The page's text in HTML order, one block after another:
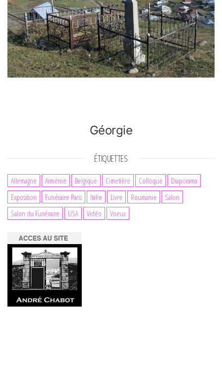
Géorgie
ÉTIQUETTES
Allemagne Arménie Belgique Cimetière Colloque
Diaporama
Exposition
Funéraire Paris Italie Livre Roumanie
Salon
Salon du Funéraire
USA Vidéo Voeux